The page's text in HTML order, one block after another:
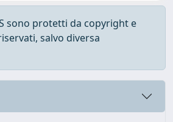
sono protetti da copyright e
salvo diversa